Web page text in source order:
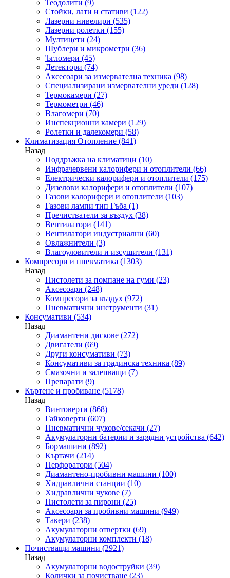
Теодолити (9)
Стойки, лати и стативи (122)
Лазерни нивелири (535)
Лазерни ролетки (155)
Мултицети (24)
Шублери и микрометри (36)
Ъгломери (45)
Детектори (74)
Аксесоари за измервателна техника (98)
Специализирани измервателни уреди (128)
Термокамери (27)
Термометри (46)
Влагомери (70)
Инспекционни камери (129)
Ролетки и далекомери (58)
Климатизация Отопление (841)
Назад
Поддръжка на климатици (10)
Инфрачервени калорифери и отоплители (66)
Електрически калорифери и отоплители (175)
Дизелови калорифери и отоплители (107)
Газови калорифери и отоплители (103)
Газови лампи тип Гъба (1)
Пречистватели за въздух (38)
Вентилатори (141)
Вентилатори индустриални (60)
Овлажнители (3)
Влагоуловители и изсушители (131)
Компресори и пневматика (1303)
Назад
Пистолети за помпане на гуми (23)
Аксесоари (248)
Компресори за въздух (972)
Пневматични инструменти (31)
Консумативи (534)
Назад
Диамантени дискове (272)
Двигатели (69)
Други консумативи (73)
Консумативи за градинска техника (89)
Смазочни и залепващи (7)
Препарати (9)
Къртене и пробиване (5178)
Назад
Винтоверти (868)
Гайковерти (607)
Пневматични чукове/секачи (27)
Акумулаторни батерии и зарядни устройства (642)
Бормашини (892)
Къртачи (214)
Перфоратори (504)
Диамантено-пробивни машини (100)
Хидравлични станции (10)
Хидравлични чукове (7)
Пистолети за пирони (25)
Аксесоари за пробивни машини (949)
Такери (238)
Акумулаторни отвертки (69)
Акумулаторни комплекти (18)
Почистващи машини (2921)
Назад
Акумулаторни водоструйки (39)
Колички за почистване (23)